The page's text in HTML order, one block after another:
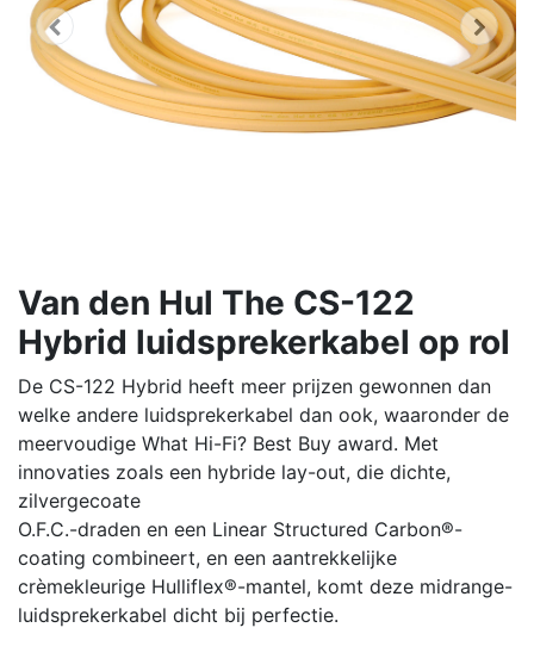
Van den Hul The CS-122
Hybrid luidsprekerkabel op rol
De CS-122 Hybrid heeft meer prijzen gewonnen dan
welke andere luidsprekerkabel dan ook, waaronder de
meervoudige What Hi-Fi? Best Buy award. Met
innovaties zoals een hybride lay-out, die dichte,
zilvergecoate
O.F.C.-draden en een Linear Structured Carbon®-
coating combineert, en een aantrekkelijke
crèmekleurige Hulliflex®-mantel, komt deze midrange-
luidsprekerkabel dicht bij perfectie.